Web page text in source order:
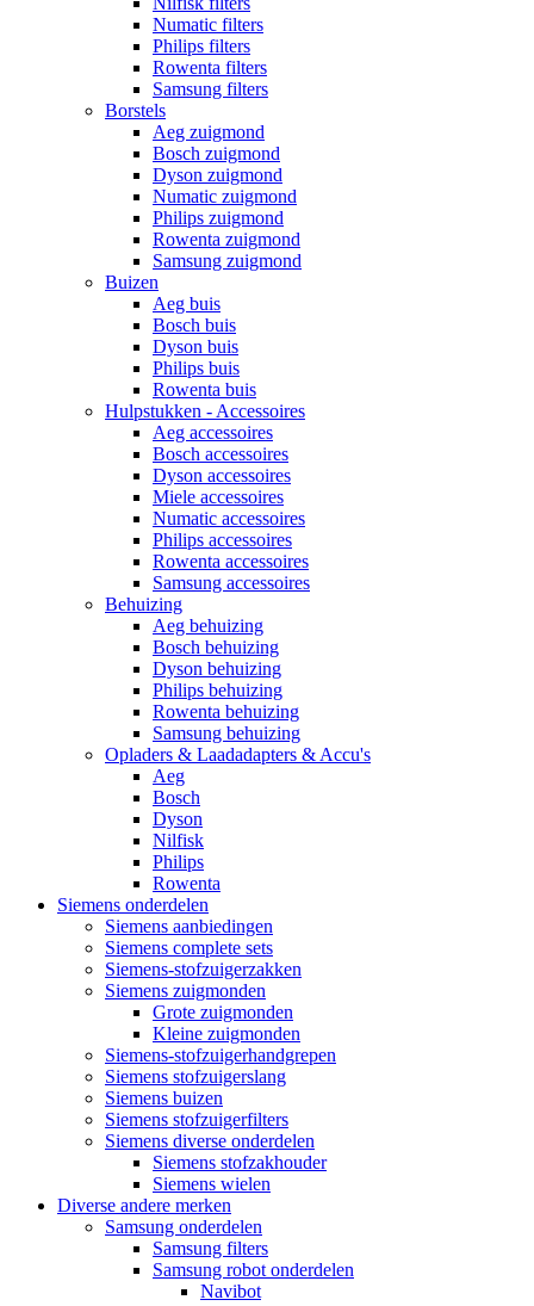
Numatic filters
Philips filters
Rowenta filters
Samsung filters
Borstels
Aeg zuigmond
Bosch zuigmond
Dyson zuigmond
Numatic zuigmond
Philips zuigmond
Rowenta zuigmond
Samsung zuigmond
Buizen
Aeg buis
Bosch buis
Dyson buis
Philips buis
Rowenta buis
Hulpstukken - Accessoires
Aeg accessoires
Bosch accessoires
Dyson accessoires
Miele accessoires
Numatic accessoires
Philips accessoires
Rowenta accessoires
Samsung accessoires
Behuizing
Aeg behuizing
Bosch behuizing
Dyson behuizing
Philips behuizing
Rowenta behuizing
Samsung behuizing
Opladers & Laadadapters & Accu's
Aeg
Bosch
Dyson
Nilfisk
Philips
Rowenta
Siemens onderdelen
Siemens aanbiedingen
Siemens complete sets
Siemens-stofzuigerzakken
Siemens zuigmonden
Grote zuigmonden
Kleine zuigmonden
Siemens-stofzuigerhandgrepen
Siemens stofzuigerslang
Siemens buizen
Siemens stofzuigerfilters
Siemens diverse onderdelen
Siemens stofzakhouder
Siemens wielen
Diverse andere merken
Samsung onderdelen
Samsung filters
Samsung robot onderdelen
Navibot